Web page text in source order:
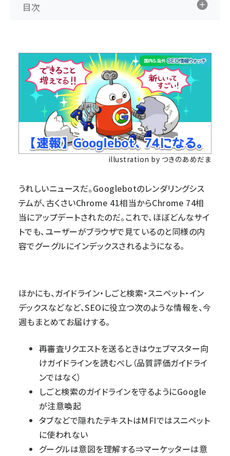
目次
illustration by つきのあめだま
うれしいニュースだ。Googlebotのレンダリングシス
テムが、古くさいChrome 41相当からChrome 74相
当にアップデートされたのだ。これで、ほぼどんなサイ
トでも、ユーザーがブラウザで見ているのと同様の内
容でグーグルにインデックスされるようになる。
ほかにも、ガイドライン・しごと検索・スニペット・イン
デックスなどなど、SEOに役立つ次のような情報を、今
週もまとめてお届けする。
再審査リクエストを送るときはウェブマスター向
けガイドラインを読むべし（品質評価ガイドライ
ンではなく）
しごと検索のガイドラインを守るようにGoogle
が注意喚起
タブなどで隠れたテキストはMFIではスニペット
に使われない
グーグルは意図を理解する⇒マーケッターは意